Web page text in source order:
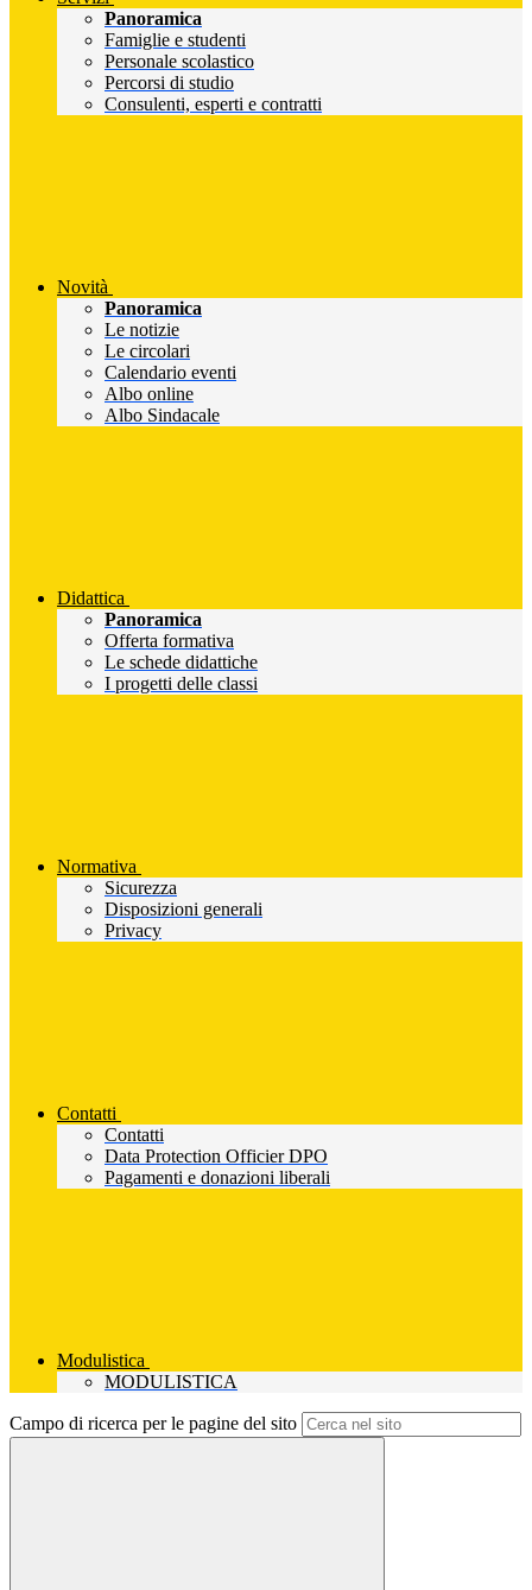
Panoramica
Famiglie e studenti
Personale scolastico
Percorsi di studio
Consulenti, esperti e contratti
Novità
Panoramica
Le notizie
Le circolari
Calendario eventi
Albo online
Albo Sindacale
Didattica
Panoramica
Offerta formativa
Le schede didattiche
I progetti delle classi
Normativa
Sicurezza
Disposizioni generali
Privacy
Contatti
Contatti
Data Protection Officier DPO
Pagamenti e donazioni liberali
Modulistica
MODULISTICA
Campo di ricerca per le pagine del sito